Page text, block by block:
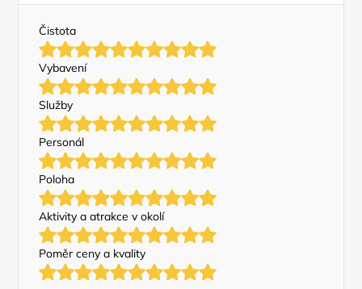
Čistota
Vybavení
Služby
Personál
Poloha
Aktivity a atrakce v okolí
Poměr ceny a kvality